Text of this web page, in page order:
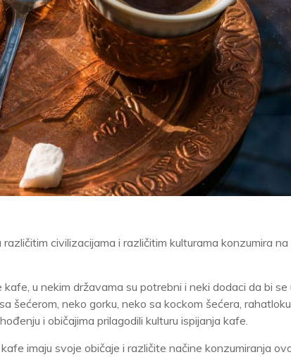
civilizacijama i različitim kulturama konzumira na
u nekim državama su potrebni i neki dodaci da bi se
šećerom, neko gorku, neko sa kockom šećera,
i običajima prilagodili kulturu ispijanja kafe.
imaju svoje običaje i različite načine konzumiranja